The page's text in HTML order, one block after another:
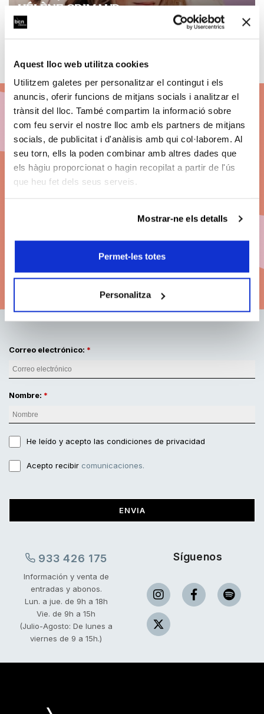
Aquest lloc web utilitza cookies
Utilitzem galetes per personalitzar el contingut i els
anuncis, oferir funcions de mitjans socials i analitzar el
trànsit del lloc. També compartim la informació sobre
com feu servir el nostre lloc amb els partners de mitjans
socials, de publicitat i d'anàlisis amb qui col·laborem. Al
seu torn, ells la poden combinar amb altres dades que
els hàgiu proporcionat o hagin recopilat a partir de l'ús
que heu fet dels seus serveis.
Mostrar-ne els detalls
Permet-les totes
Personalitza
HÉLÈNE GRIMAUD
Ver concierto
Abónate a BCN
Clàssics 26/27
Grandes conciertos. Las mejores butacas. Pago
Modalidades de abono
Correo electrónico:
Nombre:
He leído y acepto las condiciones de privacidad
Acepto recibir comunicaciones.
ENVIA
933 426 175
Información y venta de
entradas y abonos.
Lun. a jue. de 9h a 18h
Vie. de 9h a 15h
(Julio-Agosto: De lunes a
viernes de 9 a 15h.)
Síguenos